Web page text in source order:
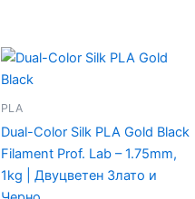
PLA
Dual-Color Silk PLA Gold Black
Filament Prof. Lab – 1.75mm,
1kg | Двуцветен Злато и